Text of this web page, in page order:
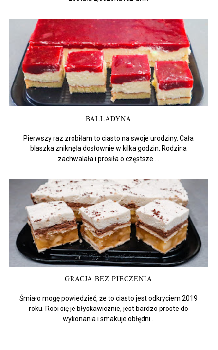
BALLADYNA
Pierwszy raz zrobiłam to ciasto na swoje urodziny. Cała
blaszka zniknęła dosłownie w kilka godzin. Rodzina
zachwalała i prosiła o częstsze ...
GRACJA BEZ PIECZENIA
Śmiało mogę powiedzieć, że to ciasto jest odkryciem 2019
roku. Robi się je błyskawicznie, jest bardzo proste do
wykonania i smakuje obłędni...